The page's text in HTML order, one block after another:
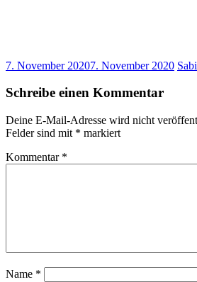
7. November 20207. November 2020
Schreibe einen Kommentar
Deine E-Mail-Adresse wird nicht
Felder sind mit * markiert
Kommentar *
Name *